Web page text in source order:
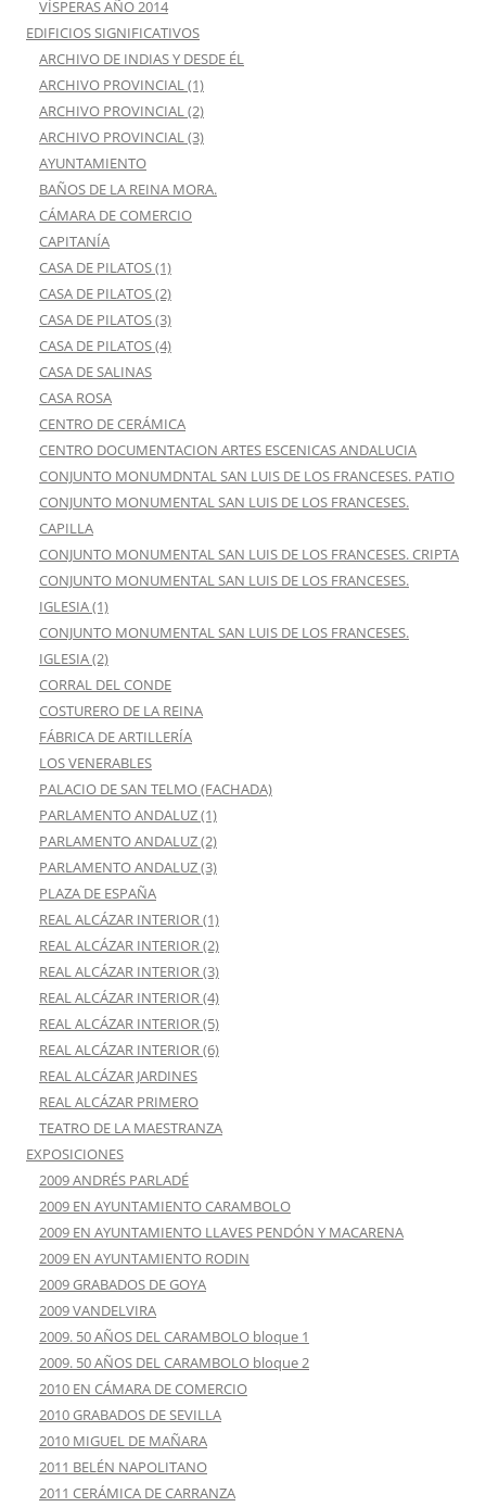
VÍSPERAS AÑO 2014
EDIFICIOS SIGNIFICATIVOS
ARCHIVO DE INDIAS Y DESDE ÉL
ARCHIVO PROVINCIAL (1)
ARCHIVO PROVINCIAL (2)
ARCHIVO PROVINCIAL (3)
AYUNTAMIENTO
BAÑOS DE LA REINA MORA.
CÁMARA DE COMERCIO
CAPITANÍA
CASA DE PILATOS (1)
CASA DE PILATOS (2)
CASA DE PILATOS (3)
CASA DE PILATOS (4)
CASA DE SALINAS
CASA ROSA
CENTRO DE CERÁMICA
CENTRO DOCUMENTACION ARTES ESCENICAS ANDALUCIA
CONJUNTO MONUMDNTAL SAN LUIS DE LOS FRANCESES. PATIO
CONJUNTO MONUMENTAL SAN LUIS DE LOS FRANCESES.
CAPILLA
CONJUNTO MONUMENTAL SAN LUIS DE LOS FRANCESES. CRIPTA
CONJUNTO MONUMENTAL SAN LUIS DE LOS FRANCESES.
IGLESIA (1)
CONJUNTO MONUMENTAL SAN LUIS DE LOS FRANCESES.
IGLESIA (2)
CORRAL DEL CONDE
COSTURERO DE LA REINA
FÁBRICA DE ARTILLERÍA
LOS VENERABLES
PALACIO DE SAN TELMO (FACHADA)
PARLAMENTO ANDALUZ (1)
PARLAMENTO ANDALUZ (2)
PARLAMENTO ANDALUZ (3)
PLAZA DE ESPAÑA
REAL ALCÁZAR INTERIOR (1)
REAL ALCÁZAR INTERIOR (2)
REAL ALCÁZAR INTERIOR (3)
REAL ALCÁZAR INTERIOR (4)
REAL ALCÁZAR INTERIOR (5)
REAL ALCÁZAR INTERIOR (6)
REAL ALCÁZAR JARDINES
REAL ALCÁZAR PRIMERO
TEATRO DE LA MAESTRANZA
EXPOSICIONES
2009 ANDRÉS PARLADÉ
2009 EN AYUNTAMIENTO CARAMBOLO
2009 EN AYUNTAMIENTO LLAVES PENDÓN Y MACARENA
2009 EN AYUNTAMIENTO RODIN
2009 GRABADOS DE GOYA
2009 VANDELVIRA
2009. 50 AÑOS DEL CARAMBOLO bloque 1
2009. 50 AÑOS DEL CARAMBOLO bloque 2
2010 EN CÁMARA DE COMERCIO
2010 GRABADOS DE SEVILLA
2010 MIGUEL DE MAÑARA
2011 BELÉN NAPOLITANO
2011 CERÁMICA DE CARRANZA